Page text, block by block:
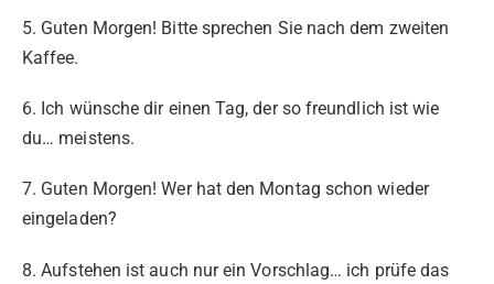
5. Guten Morgen! Bitte sprechen Sie nach dem zweiten
Kaffee.
6. Ich wünsche dir einen Tag, der so freundlich ist wie
du… meistens.
7. Guten Morgen! Wer hat den Montag schon wieder
eingeladen?
8. Aufstehen ist auch nur ein Vorschlag… ich prüfe das